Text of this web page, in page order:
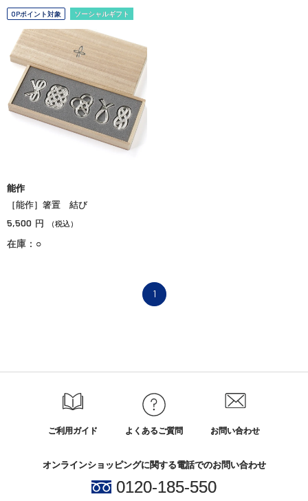
OPポイント対象 ソーシャルギフト
能作
［能作］箸置 結び
5,500 円 （税込）
在庫：○
1
ご利用ガイド よくあるご質問 お問い合わせ
オンラインショッピングに関する電話でのお問い合わせ
0120-185-550